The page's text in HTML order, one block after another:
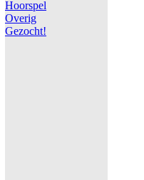
Hoorspel
Overig
Gezocht!